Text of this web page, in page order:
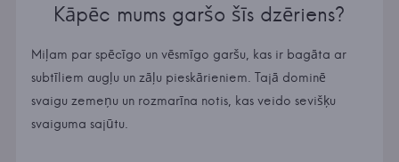
Kāpēc mums garšo šīs dzēriens?
Miļam par spēcīgo un vēsmīgo garšu, kas ir bagāta ar
subtīliem augļu un zāļu pieskārieniem. Tajā dominē
svaigu zemeņu un rozmarīna notis, kas veido sevišķu
svaiguma sajūtu.